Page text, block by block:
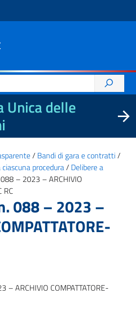
delle
/ Bandi di gara e contratti/
procedura/ Delibere a
– 2023 – ARCHIVIO
RC
088 – 2023 –
ARCHIVIO COMPATTATORE-